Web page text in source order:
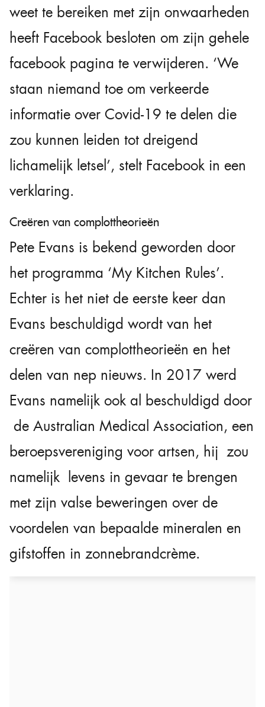
weet te bereiken met zijn onwaarheden
heeft Facebook besloten om zijn gehele
facebook pagina te verwijderen. ‘We
staan niemand toe om verkeerde
informatie over Covid-19 te delen die
zou kunnen leiden tot dreigend
lichamelijk letsel’, stelt Facebook in een
verklaring.
Creëren van complottheorieën
Pete Evans is bekend geworden door
het programma ‘My Kitchen Rules’.
Echter is het niet de eerste keer dan
Evans beschuldigd wordt van het
creëren van complottheorieën en het
delen van nep nieuws. In 2017 werd
Evans namelijk ook al beschuldigd door
de Australian Medical Association, een
beroepsvereniging voor artsen, hij zou
namelijk levens in gevaar te brengen
met zijn valse beweringen over de
voordelen van bepaalde mineralen en
gifstoffen in zonnebrandcrème.